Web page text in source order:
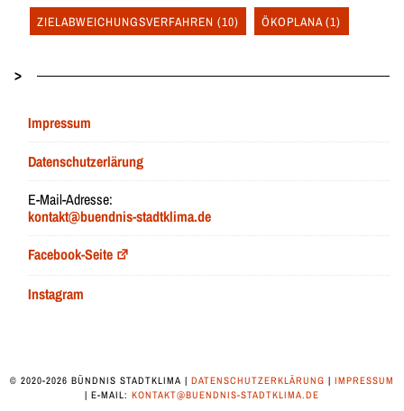
ZIELABWEICHUNGSVERFAHREN (10) ÖKOPLANA (1)
>
Impressum
Datenschutzerlärung
E-Mail-Adresse:
kontakt@buendnis-stadtklima.de
Facebook-Seite
Instagram
© 2020-2026 BÜNDNIS STADTKLIMA | DATENSCHUTZERKLÄRUNG | IMPRESSUM
| E-MAIL: KONTAKT@BUENDNIS-STADTKLIMA.DE